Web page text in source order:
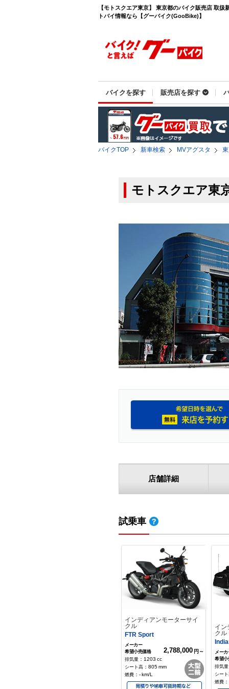
【モトスクエア東京】 東京都のバイク販売店 取
トバイ情報なら【グーバイク(GooBike)】
バイクを探す 販売店を探す
バイクTOP 新車検索 MVアグスタ
モトスクエア東
店舗詳細
試乗車
インディアンモーターサイ
クル
FTR Sport
2,788,000 円～
： 1203 cc
： 805mm
： -km/L
イン
クル
：